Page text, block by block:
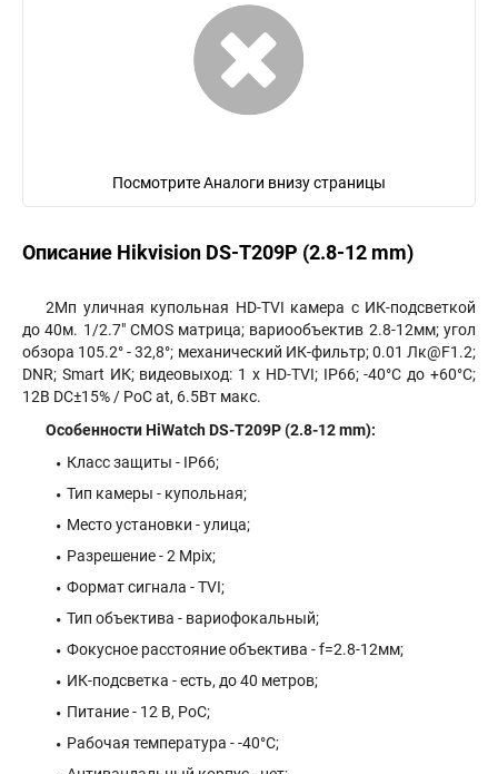
Посмотрите Аналоги внизу страницы
Описание Hikvision DS-T209P (2.8-12 mm)
2Мп уличная купольная HD-TVI камера с ИК-подсветкой
до 40м. 1/2.7" CMOS матрица; вариообъектив 2.8-12мм; угол
обзора 105.2° - 32,8°; механический ИК-фильтр; 0.01 Лк@F1.2;
DNR; Smart ИК; видеовыход: 1 х HD-TVI; IP66; -40°С до +60°С;
12В DC±15% / PoC at, 6.5Вт макс.
Особенности HiWatch DS-T209P (2.8-12 mm):
Класс защиты - IP66;
Тип камеры - купольная;
Место установки - улица;
Разрешение - 2 Mpix;
Формат сигнала - TVI;
Тип объектива - вариофокальный;
Фокусное расстояние объектива - f=2.8-12мм;
ИК-подсветка - есть, до 40 метров;
Питание - 12 В, PoC;
Рабочая температура - -40°С;